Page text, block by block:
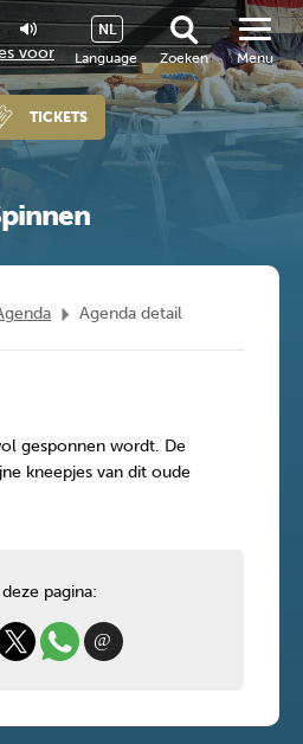
voor Language
NL
Zoeken
TICKETS
Menu
Agenda detail
gesponnen wordt. De
kneepjes van dit oude
pagina: